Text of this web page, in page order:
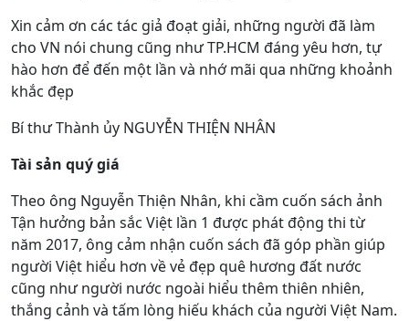
Xin cảm ơn các tác giả đoạt giải, những người đã làm
cho VN nói chung cũng như TP.HCM đáng yêu hơn, tự
hào hơn để đến một lần và nhớ mãi qua những khoảnh
khắc đẹp
Bí thư Thành ủy NGUYỄN THIỆN NHÂN
Tài sản quý giá
Theo ông Nguyễn Thiện Nhân, khi cầm cuốn sách ảnh
Tận hưởng bản sắc Việt lần 1 được phát động thi từ
năm 2017, ông cảm nhận cuốn sách đã góp phần giúp
người Việt hiểu hơn về vẻ đẹp quê hương đất nước
cũng như người nước ngoài hiểu thêm thiên nhiên,
thắng cảnh và tấm lòng hiếu khách của người Việt Nam.